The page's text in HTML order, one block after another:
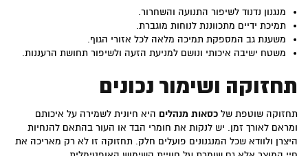
מנגנון נדנוד לשיפור התנועה והשחרור.
תמיכת ידיים מתכווננת לנוחות מוגברת.
משענת גב המספקת תמיכה מלאה לכל אזורי הגוף.
משטח ישיבה איכותי ונושם למניעת הזעה ולשיפור תחושת הרעננות.
תחזוקה ושימור נכונים
תחזוקה שוטפת של כסאות מנהלים היא חיונית לשמירה על איכותם
ומראם לאורך זמן. יש לנקות את חומרי הבד או העור בהתאם להנחיות
היצרן ולוודא שכל המנגנונים פועלים חלק. תחזוקה זו לא רק מאריכה את